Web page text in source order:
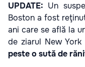
UPDATE: Un
Boston a fost
ani care se află la
de ziarul New York
peste o sută de